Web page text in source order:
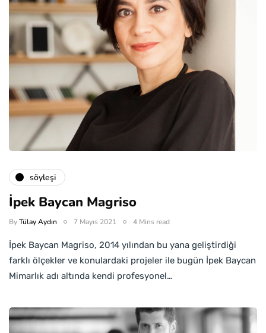
söyleşi
İpek Baycan Magriso
ByTülay Aydın 7 Mayıs 2021 4 Mins read
İpek Baycan Magriso, 2014 yılından bu yana geliştirdiği
farklı ölçekler ve konulardaki projeler ile bugün İpek Baycan
Mimarlık adı altında kendi profesyonel…